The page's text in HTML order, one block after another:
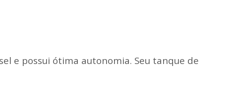
e possui ótima autonomia. Seu tanque de